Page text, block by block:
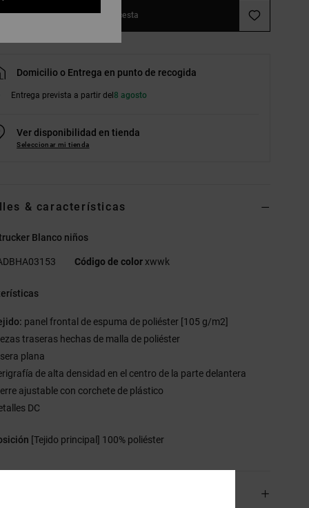
Añadir a la cesta
Domicilio o Entrega en punto de recogida
Entrega prevista a partir del8 agosto
Ver disponibilidad en tienda
Seleccionar mi tienda
& características
Blanco niños
Código de color xwwk
panel frontal de espuma de poliéster [105 g/m2]
traseras hechas de malla de poliéster
plana
de alta densidad en el centro de la parte delantera
ajustable con corchete de plástico
DC
[Tejido principal] 100% poliéster